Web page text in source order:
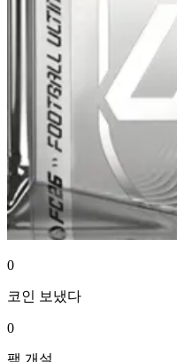
0
코인 보냈다
0
팩 개설